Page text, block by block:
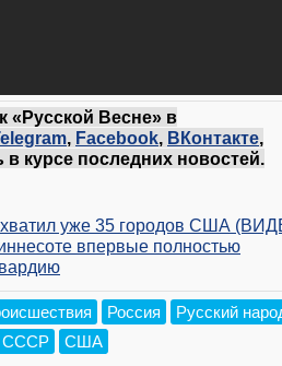
«Русской Весне» в
, Facebook, ВКонтакте,
курсе последних новостей.
уже 35 городов США
впервые полностью
Россия
Русский
СССР США